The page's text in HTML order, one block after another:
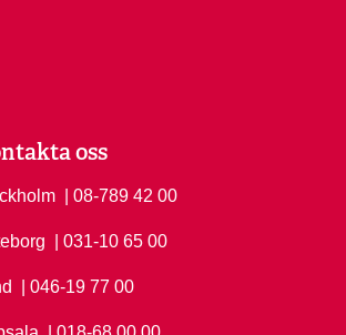
oss
Ring Stockholm på
| 08-789 42 00
Ring Göteborg på
| 031-10 65 00
Ring Lund på
| 046-19 77 00